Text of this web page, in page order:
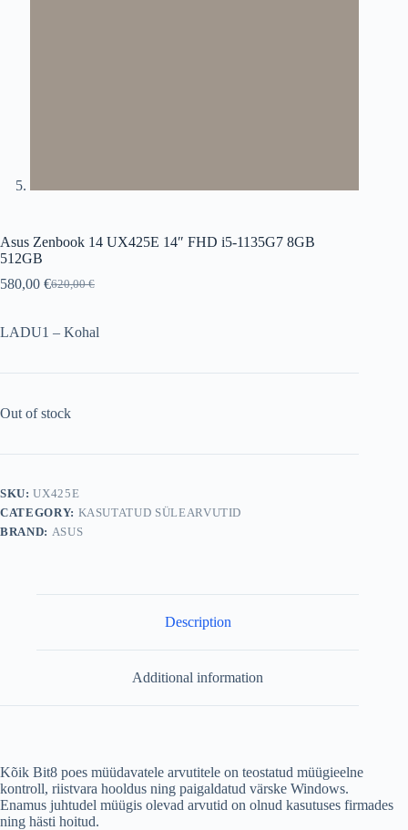
Asus Zenbook 14 UX425E 14″ FHD i5-1135G7 8GB
512GB
620,00€
Original
was:
620,00 €.
580,00 €Current
is:
580,00 €.
LADU1 – Kohal
Out of stock
SKU:UX425E
CATEGORY: KASUTATUD SÜLEARVUTID
BRAND: ASUS
Description
Additional information
Kõik Bit8 poes müüdavatele arvutitele on teostatud müügieelne
kontroll, riistvara hooldus ning paigaldatud värske Windows.
Enamus juhtudel müügis olevad arvutid on olnud kasutuses firmades
ning hästi hoitud.